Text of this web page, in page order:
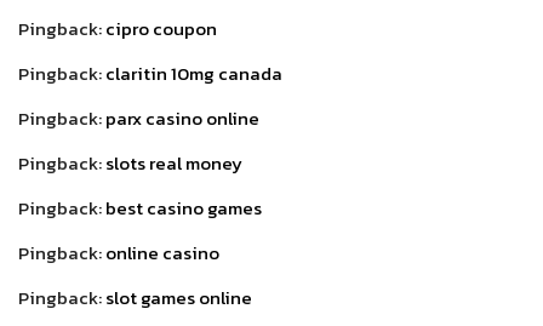
Pingback:cipro coupon
Pingback:claritin 10mg canada
Pingback:parx casino online
Pingback:slots real money
Pingback:best casino games
Pingback:online casino
Pingback:slot games online